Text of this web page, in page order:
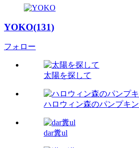
YOKO(131)
フォロー
太陽を探して
ハロウィン森のパンプキ
dar糞ul